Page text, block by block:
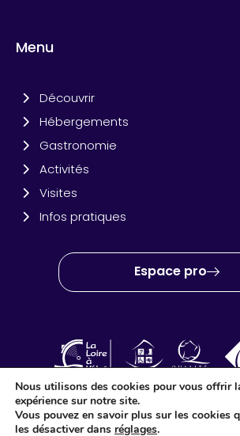
Menu
Découvrir
Hébergements
Gastronomie
Activités
Visites
Infos pratiques
Espace pro
OT Amboise Val de Loire © 2024 – Site
Point Com
Nous utilisons des cookies pour vous offrir
expérience sur notre site.
Vous pouvez en savoir plus sur les cookies
les désactiver dans réglages.